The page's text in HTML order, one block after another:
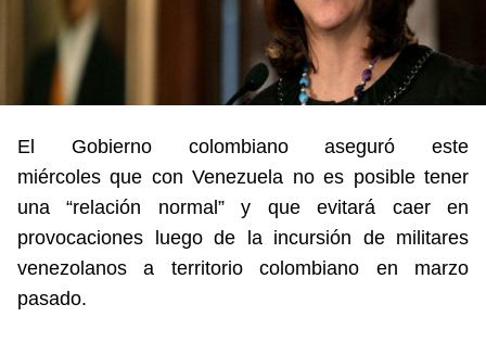
El Gobierno colombiano aseguró este
miércoles que con Venezuela no es posible tener
una “relación normal” y que evitará caer en
provocaciones luego de la incursión de militares
venezolanos a territorio colombiano en marzo
pasado.